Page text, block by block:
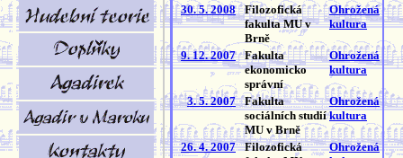
30. 5. 2008
Filozofická
fakulta MU v
Brně
Ohrožená
kultura
9. 12. 2007
Fakulta
ekonomicko
správní
Ohrožená
kultura
3. 5. 2007
Fakulta
sociálních studií
MU v Brně
Ohrožená
kultura
26. 4. 2007
Filozofická
Ohrožená